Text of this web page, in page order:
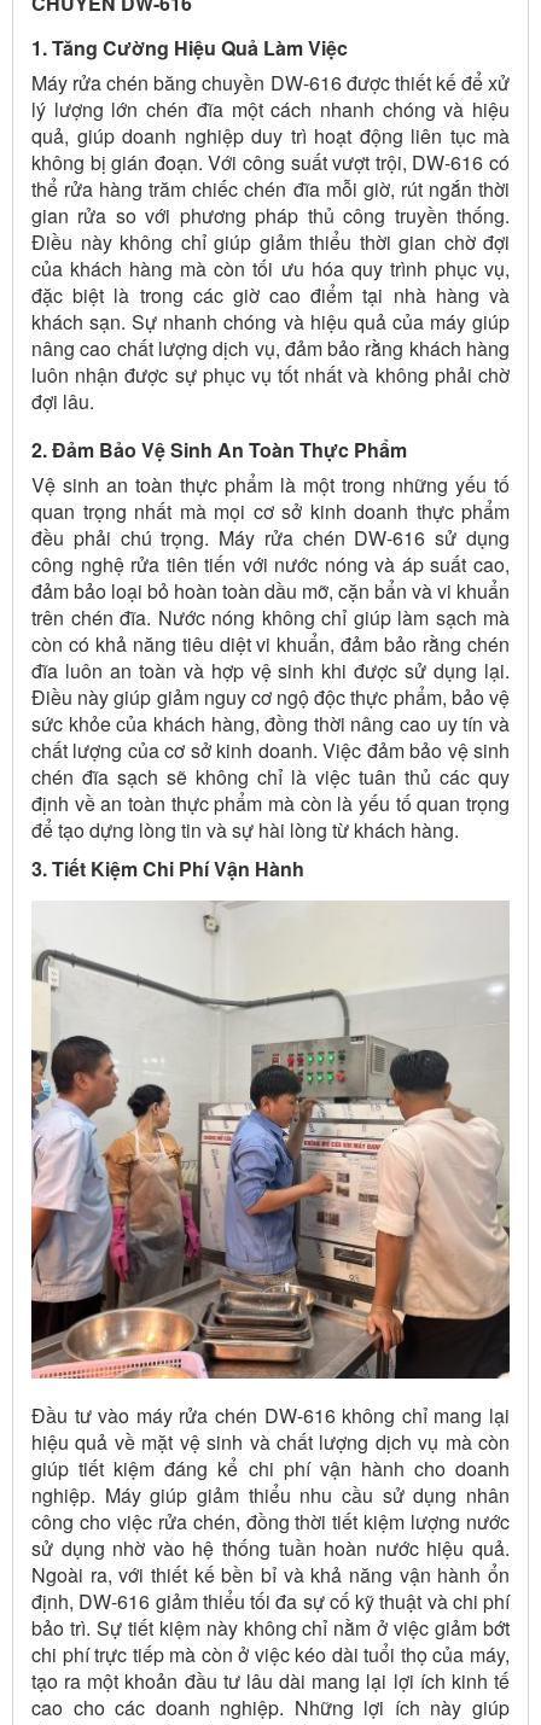
1. Tăng Cường Hiệu Quả Làm Việc
Máy rửa chén băng chuyền DW-616 được thiết kế để xử
lý lượng lớn chén đĩa một cách nhanh chóng và hiệu
quả, giúp doanh nghiệp duy trì hoạt động liên tục mà
không bị gián đoạn. Với công suất vượt trội, DW-616 có
thể rửa hàng trăm chiếc chén đĩa mỗi giờ, rút ngắn thời
gian rửa so với phương pháp thủ công truyền thống.
Điều này không chỉ giúp giảm thiểu thời gian chờ đợi
của khách hàng mà còn tối ưu hóa quy trình phục vụ,
đặc biệt là trong các giờ cao điểm tại nhà hàng và
khách sạn. Sự nhanh chóng và hiệu quả của máy giúp
nâng cao chất lượng dịch vụ, đảm bảo rằng khách hàng
luôn nhận được sự phục vụ tốt nhất và không phải chờ
đợi lâu.
2. Đảm Bảo Vệ Sinh An Toàn Thực Phẩm
Vệ sinh an toàn thực phẩm là một trong những yếu tố
quan trọng nhất mà mọi cơ sở kinh doanh thực phẩm
đều phải chú trọng. Máy rửa chén DW-616 sử dụng
công nghệ rửa tiên tiến với nước nóng và áp suất cao,
đảm bảo loại bỏ hoàn toàn dầu mỡ, cặn bẩn và vi khuẩn
trên chén đĩa. Nước nóng không chỉ giúp làm sạch mà
còn có khả năng tiêu diệt vi khuẩn, đảm bảo rằng chén
đĩa luôn an toàn và hợp vệ sinh khi được sử dụng lại.
Điều này giúp giảm nguy cơ ngộ độc thực phẩm, bảo vệ
sức khỏe của khách hàng, đồng thời nâng cao uy tín và
chất lượng của cơ sở kinh doanh. Việc đảm bảo vệ sinh
chén đĩa sạch sẽ không chỉ là việc tuân thủ các quy
định về an toàn thực phẩm mà còn là yếu tố quan trọng
để tạo dựng lòng tin và sự hài lòng từ khách hàng.
3. Tiết Kiệm Chi Phí Vận Hành
Đầu tư vào máy rửa chén DW-616 không chỉ mang lại
hiệu quả về mặt vệ sinh và chất lượng dịch vụ mà còn
giúp tiết kiệm đáng kể chi phí vận hành cho doanh
nghiệp. Máy giúp giảm thiểu nhu cầu sử dụng nhân
công cho việc rửa chén, đồng thời tiết kiệm lượng nước
sử dụng nhờ vào hệ thống tuần hoàn nước hiệu quả.
Ngoài ra, với thiết kế bền bỉ và khả năng vận hành ổn
định, DW-616 giảm thiểu tối đa sự cố kỹ thuật và chi phí
bảo trì. Sự tiết kiệm này không chỉ nằm ở việc giảm bớt
chi phí trực tiếp mà còn ở việc kéo dài tuổi thọ của máy,
tạo ra một khoản đầu tư lâu dài mang lại lợi ích kinh tế
cao cho các doanh nghiệp. Những lợi ích này giúp